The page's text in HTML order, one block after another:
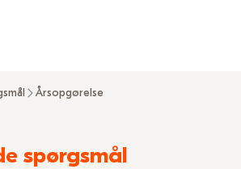
Årsopgørelse
spørgsmål